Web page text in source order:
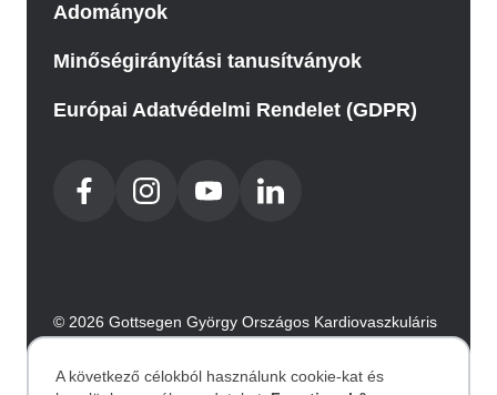
Adományok
Minőségirányítási tanusítványok
Európai Adatvédelmi Rendelet (GDPR)
© 2026 Gottsegen György Országos Kardiovaszkuláris
Intézet. Minden jog fenntartva.
A következő célokból használunk cookie-kat és